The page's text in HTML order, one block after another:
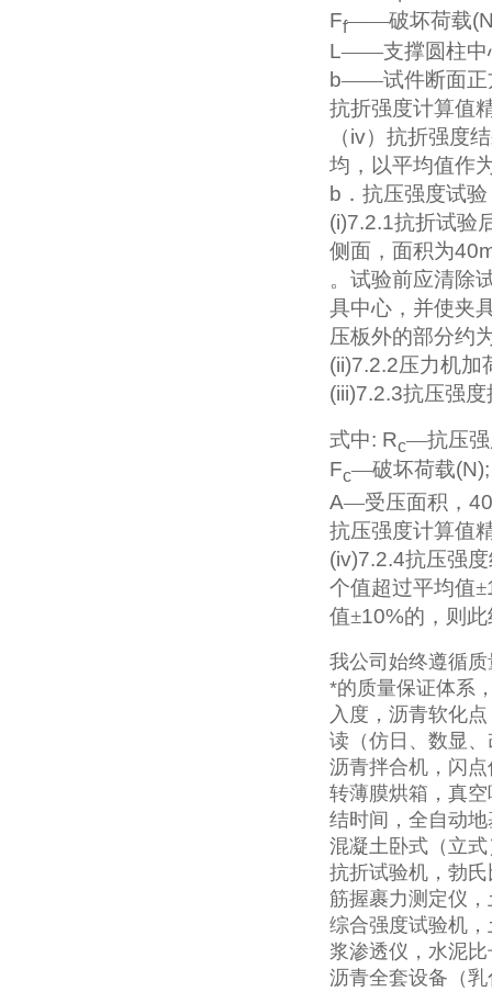
Ff——破坏荷载
L——支撑圆柱中
b——试件断面正
抗折强度计算值
（iv）抗折强度
均，以平均值作
b ．抗压强度试验
(i)7.2.1抗折试验
侧面，面积为
。试验前应清除
具中心，并使夹
压板外的部分约
(ii)7.2.2压力机加
(iii)7.2.3抗压强
式中: Rc—抗压强
Fc—破坏荷载(N);
A—受压面积，
抗压强度计算值
(iv)7.2.4抗压强
个值超过平均值±
值±10%的，则
我公司始终遵循
*的质量保证体系
入度，沥青软化
读（仿日、数显
沥青拌合机，闪
转薄膜烘箱，真
结时间，全自动
混凝土卧式（立
抗折试验机，勃
筋握裹力测定仪
综合强度试验机
浆渗透仪，水泥
沥青全套设备（